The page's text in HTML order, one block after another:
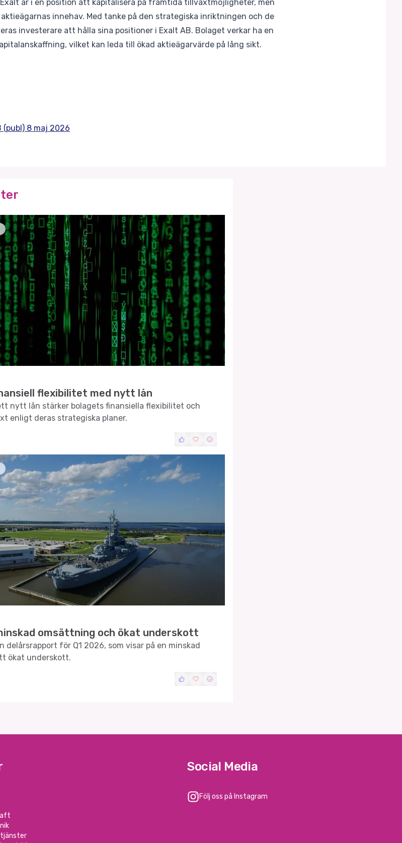
är i en position att kapitalisera på framtida tillväxtmöjligheter, men
innehav. Med tanke på den strategiska inriktningen och de
investerare att hålla sina positioner i Exalt AB. Bolaget verkar ha en
vilket kan leda till ökad aktieägarvärde på lång sikt.
(publ) 8 maj 2026
flexibilitet med nytt lån
nytt lån stärker bolagets finansiella flexibilitet och
enligt deras strategiska planer.
omsättning och ökat underskott
delårsrapport för Q1 2026, som visar på en minskad
ökat underskott.
tjänster
Social Media
Följ oss på Instagram